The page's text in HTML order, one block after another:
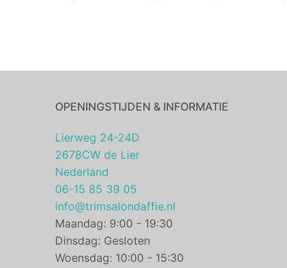
OPENINGSTIJDEN & INFORMATIE
Lierweg 24-24D
2678CW de Lier
Nederland
06-15 85 39 05
info@trimsalondaffie.nl
Maandag: 9:00 - 19:30
Dinsdag: Gesloten
Woensdag: 10:00 - 15:30